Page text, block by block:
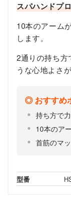
スパハンドプ
10本のアーム
します。
2通りの持ち方
うな心地よさ
おすすめ
持ち方で
10本のア
首筋のマ
型番